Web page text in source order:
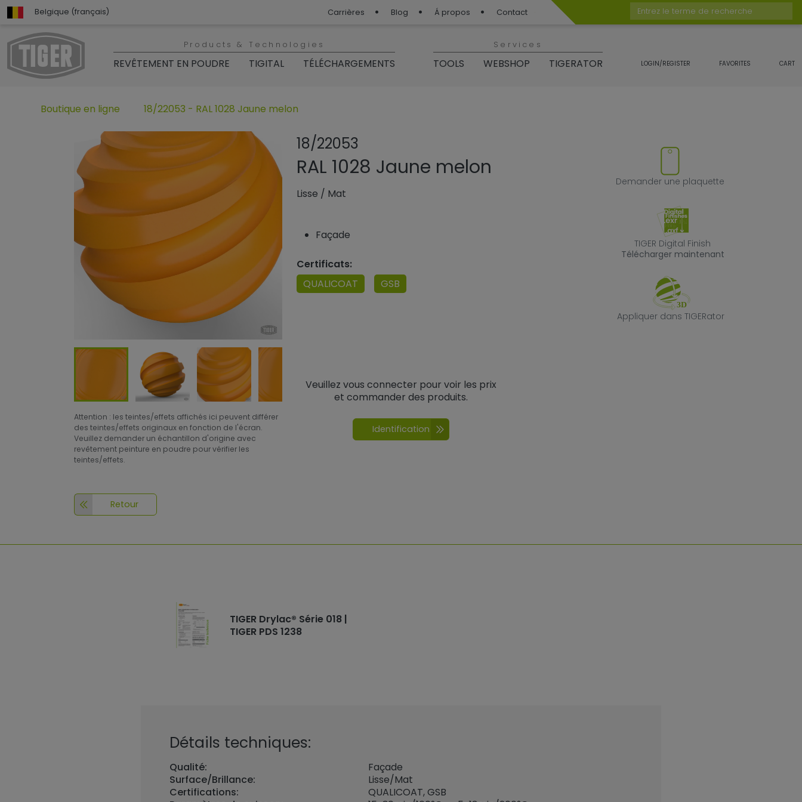
Belgique (français) Carrières Blog Á propos Contact
Entrez le terme de recherche
Products & Technologies
REVÊTEMENT EN POUDRE TIGITAL TÉLÉCHARGEMENTS
Services
TOOLS WEBSHOP TIGERATOR LOGIN/REGISTER FAVORITES CART
Boutique en ligne 18/22053 - RAL 1028 Jaune melon
Attention : les teintes/effets affichés ici peuvent différer
des teintes/effets originaux en fonction de l'écran.
Veuillez demander un échantillon d'origine avec
revêtement peinture en poudre pour vérifier les
teintes/effets.
Retour
18/22053
Ajouter ou supprimer le produit des
RAL 1028 Jaune melon
Lisse / Mat
Façade
Certificats:
QUALICOAT
GSB
Demander une plaquette
TIGER Digital Finish
Télécharger maintenant
Appliquer dans TIGERator
Veuillez vous connecter pour voir les prix
et commander des produits.
Identification
TIGER Drylac® Série 018 |
TIGER PDS 1238
Détails techniques:
Qualité:
Façade
Surface/Brillance:
Lisse/Mat
Certifications:
QUALICOAT, GSB